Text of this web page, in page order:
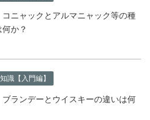
コニャックとアルマニャック等の種
か？
識【入門編】
ブランデーとウイスキーの違いは何